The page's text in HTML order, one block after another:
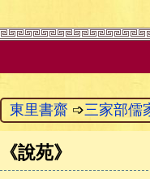
東里書齋 ➩三家部儒
《說苑》